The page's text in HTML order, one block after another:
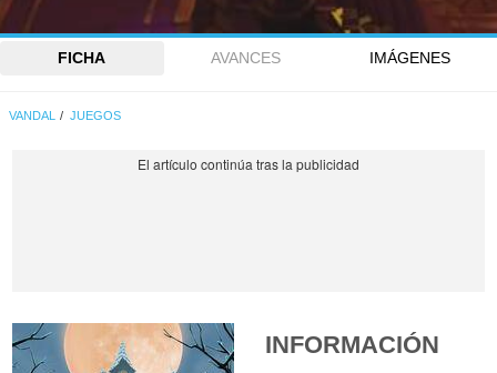
FICHA AVANCES IMÁGENES
VANDAL JUEGOS
INFORMACIÓN